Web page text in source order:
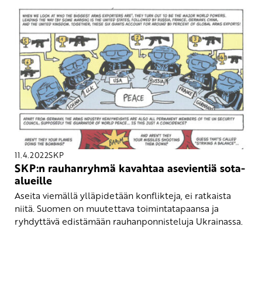
11.4.2022SKP
SKP:n rauhanryhmä kavahtaa asevientiä sota-
alueille
Aseita viemällä ylläpidetään konflikteja, ei ratkaista
niitä. Suomen on muutettava toimintatapaansa ja
ryhdyttävä edistämään rauhanponnisteluja Ukrainassa.